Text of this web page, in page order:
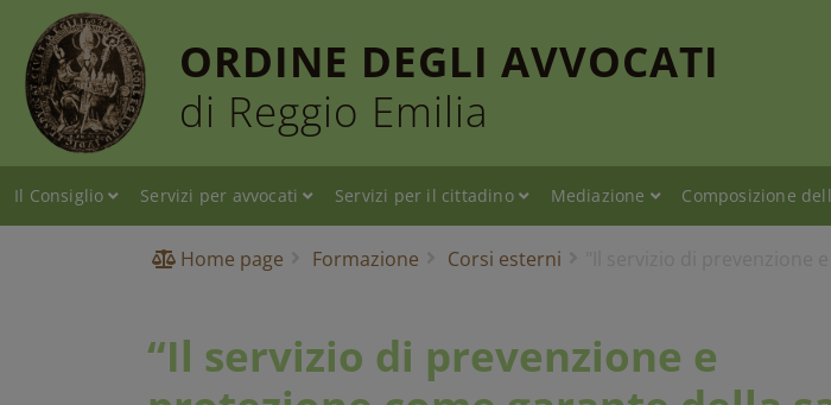
ORDINE DEGLI AVVOCATI
di Reggio Emilia
Il Consiglio Servizi per avvocati Servizi per il cittadino Mediazione Composizione
Home page Formazione Corsi esterni
“Il servizio di prevenzione e